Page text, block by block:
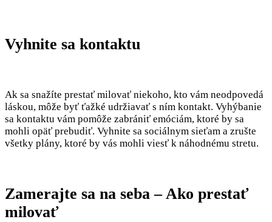
Vyhnite sa kontaktu
Ak sa snažíte prestať milovať niekoho, kto vám neodpovedá
láskou, môže byť ťažké udržiavať s ním kontakt. Vyhýbanie
sa kontaktu vám pomôže zabrániť emóciám, ktoré by sa
mohli opäť prebudiť. Vyhnite sa sociálnym sieťam a zrušte
všetky plány, ktoré by vás mohli viesť k náhodnému stretu.
Zamerajte sa na seba – Ako prestať
milovať